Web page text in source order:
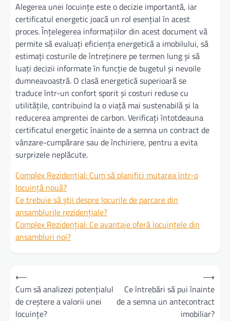
Alegerea unei locuințe este o decizie importantă, iar
certificatul energetic joacă un rol esențial în acest
proces. Înțelegerea informațiilor din acest document vă
permite să evaluați eficiența energetică a imobilului, să
estimați costurile de întreținere pe termen lung și să
luați decizii informate în funcție de bugetul și nevoile
dumneavoastră. O clasă energetică superioară se
traduce într-un confort sporit și costuri reduse cu
utilitățile, contribuind la o viață mai sustenabilă și la
reducerea amprentei de carbon. Verificați întotdeauna
certificatul energetic înainte de a semna un contract de
vânzare-cumpărare sau de închiriere, pentru a evita
surprizele neplăcute.
Complex Rezidențial: Cum să planifici mutarea într-o
locuință nouă?
Ce trebuie să știi despre locurile de parcare din
ansamblurile rezidențiale?
Complex Rezidențial: Ce avantaje oferă locuințele din
ansambluri noi?
Navigare
în
articole
⟵
Cum să analizezi potențialul
de creștere a valorii unei
locuințe?
Ce întrebări să pui înainte
de a semna un antecontract
imobiliar?
⟶